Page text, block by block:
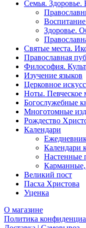
Семья. Здоровье.
Воспитание
Здоровье.
Святые места.
Православная
Философия.
Изучение языков
Церковное
Ноты. Певческое
Богослужебные
Многотомные
Рождество
Календари
Календари
Настенные
Карманные,
Великий пост
Пасха Христова
Уценка
О магазине
Политика